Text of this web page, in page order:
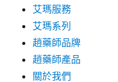
艾瑪服務
艾瑪系列
趙藥師品牌
趙藥師產品
關於我們